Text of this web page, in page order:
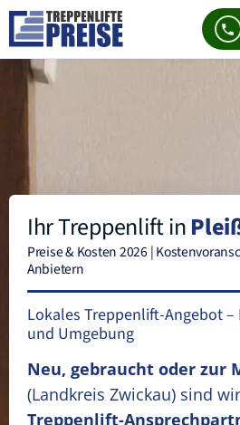
Ihr Treppenlift in
Preise & Kosten 2026 |
Anbietern
Lokales Treppenlift-Angebot
und Umgebung
Neu, gebraucht oder zur
(Landkreis Zwickau) sind
Treppenlift-